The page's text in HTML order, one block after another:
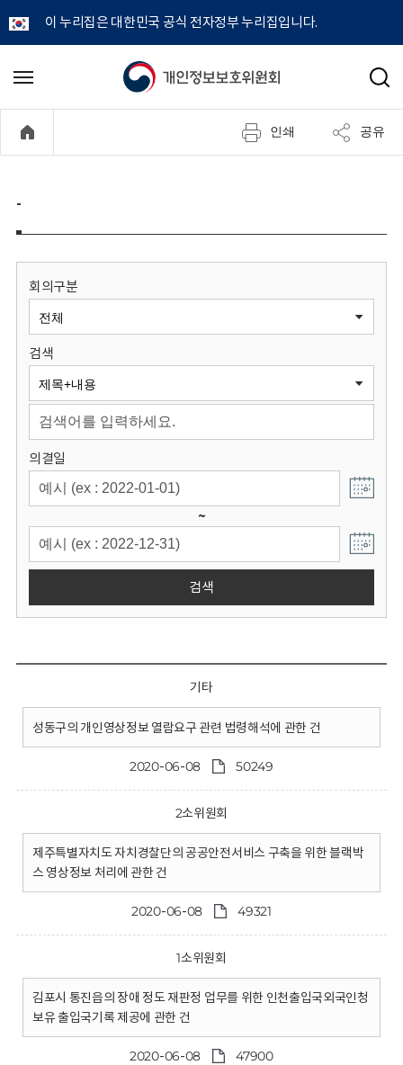
이 누리집은 대한민국 공식 전자정부 누리집입니다.
개
정
보
원
회
메
기
검
인쇄 공유
-
회의구분
검색
의결일
~
검색
기타
성동구의 개인영상정보 열람요구 관련 법령해석에 관한 건
2020-06-08 50249
2소위원회
제주특별자치도 자치경찰단의 공공안전서비스 구축을 위한 블랙박
스 영상정보 처리에 관한 건
2020-06-08 49321
1소위원회
김포시 통진읍의 장애 정도 재판정 업무를 위한 인천출입국외국인청
보유 출입국기록 제공에 관한 건
2020-06-08 47900